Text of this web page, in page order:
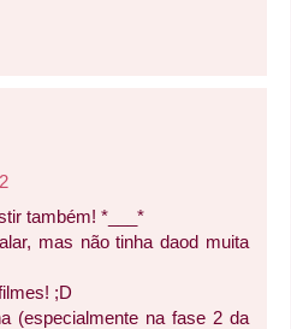
também! *___*
mas não tinha daod muita
;D
(especialmente na fase 2 da